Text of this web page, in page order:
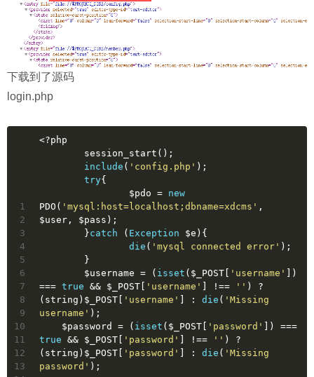
下载到了源码
login.php
1
2
3
4
5
6
7
8
9
10
11
12
13
<?php
	session_start();
include ( 'config.php' );
try{
		$pdo =
new
PDO( 'mysql:host=localhost;dbname=xdcms' ,
$user, $pass);
	}
catch ( Exception $e){
die ( 'mysql connected error' );
	}
	$username = (
isset ($_POST[ 'username' ])
=== true && $_POST[ 'username' ] !== '' ) ?
(string)$_POST[ 'username' ] : die ( 'Missing
username' );
    $password = (
isset ($_POST[ 'password'
true && $_POST[ 'password' ] !== '' ) ?
(string)$_POST[ 'password' ] : die ( 'Missing
password' );